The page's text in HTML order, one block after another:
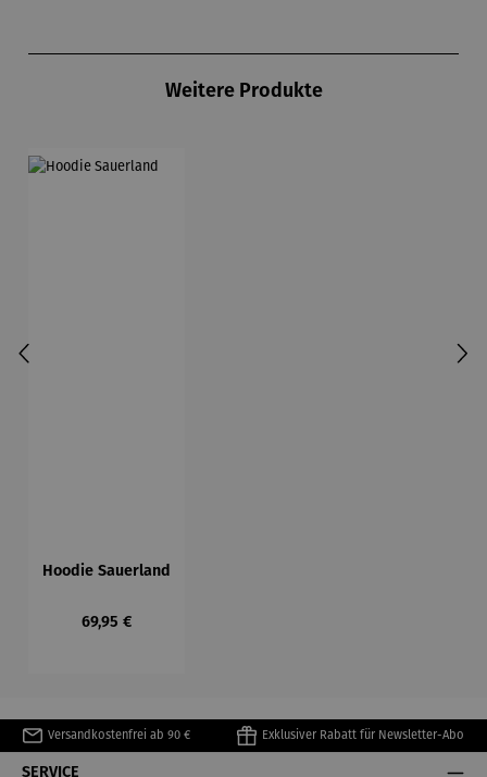
Weitere Produkte
Hoodie Sauerland
Regulärer Preis:
69,95 €
Versandkostenfrei ab 90 € Exklusiver Rabatt für Newsletter-Abo
SERVICE